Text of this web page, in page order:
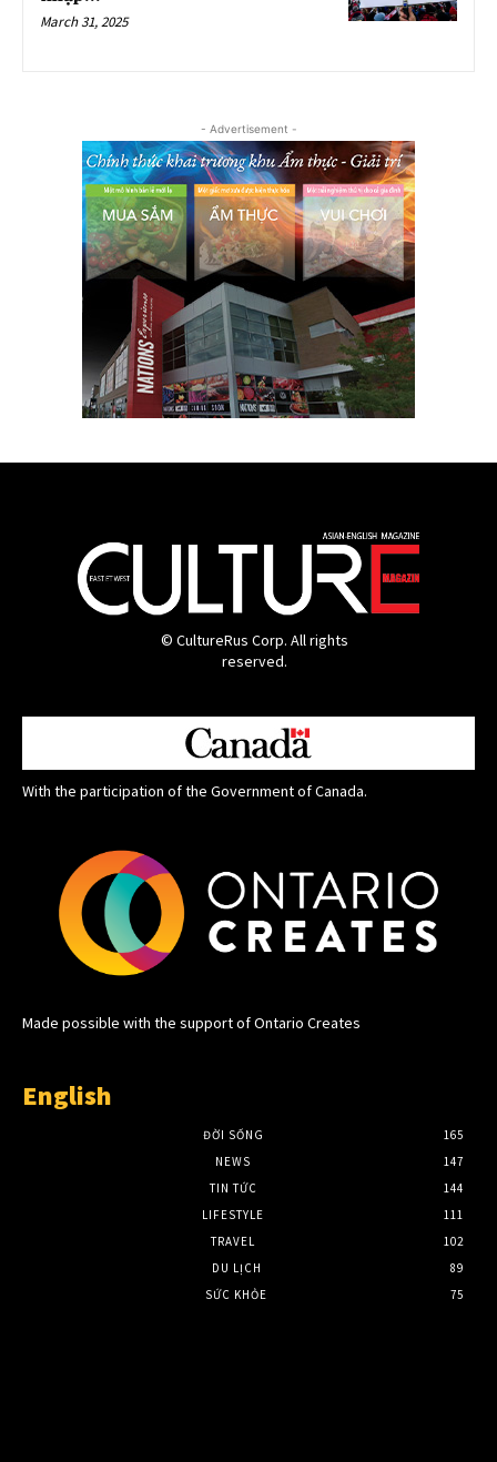
March 31, 2025
- Advertisement -
© CultureRus Corp. All rights
reserved.
With the participation of the Government of Canada.
Made possible with the support of Ontario Creates
English
ĐỜI SỐNG
165
NEWS
147
TIN TỨC
144
LIFESTYLE
111
TRAVEL
102
DU LỊCH
89
SỨC KHỎE
75